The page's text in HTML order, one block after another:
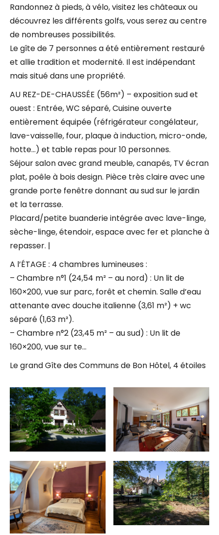
Randonnez à pieds, à vélo, visitez les châteaux ou
découvrez les différents golfs, vous serez au centre
de nombreuses possibilités.
Le gîte de 7 personnes a été entièrement restauré
et allie tradition et modernité. Il est indépendant
mais situé dans une propriété.
AU REZ-DE-CHAUSSÉE (56m²) – exposition sud et
ouest : Entrée, WC séparé, Cuisine ouverte
entièrement équipée (réfrigérateur congélateur,
lave-vaisselle, four, plaque à induction, micro-onde,
hotte…) et table repas pour 10 personnes.
Séjour salon avec grand meuble, canapés, TV écran
plat, poêle à bois design. Pièce très claire avec une
grande porte fenêtre donnant au sud sur le jardin
et la terrasse.
Placard/petite buanderie intégrée avec lave-linge,
sèche-linge, étendoir, espace avec fer et planche à
repasser. |
A l’ÉTAGE : 4 chambres lumineuses :
– Chambre n°1 (24,54 m² – au nord) : Un lit de
160×200, vue sur parc, forêt et chemin. Salle d’eau
attenante avec douche italienne (3,61 m²) + wc
séparé (1,63 m²).
– Chambre n°2 (23,45 m² – au sud) : Un lit de
160×200, vue sur te…
Le grand Gîte des Communs de Bon Hôtel, 4 étoiles